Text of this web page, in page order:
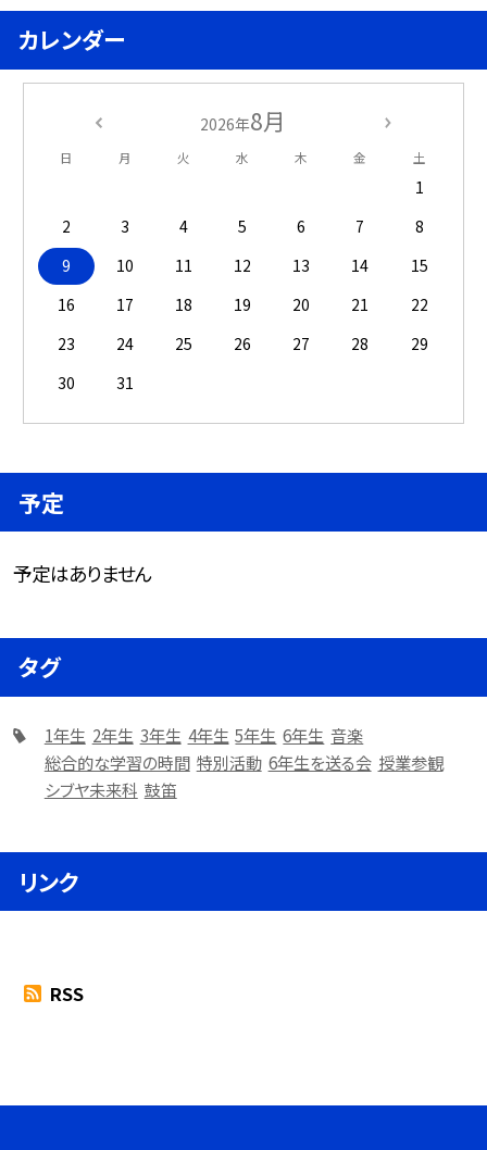
カレンダー
2026年8月
日 月 火 水 木 金 土
1
2
3 4 5 6 7
8
9
10 11 12 13 14
15
16
17 18 19 20 21
22
23
24 25 26 27 28
29
30
31
予定
予定はありません
タグ
1年生 2年生 3年生 4年生 5年生 6年生 音楽
総合的な学習の時間 特別活動 6年生を送る会 授業参観
シブヤ未来科 鼓笛
リンク
RSS